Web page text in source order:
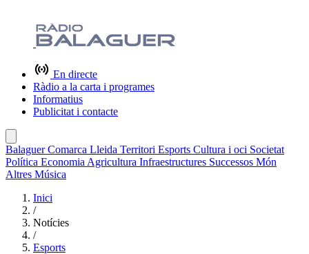
En directe
Ràdio a la carta i programes
Informatius
Publicitat i contacte
BalaguerComarca Lleida Territori Esports Cultura i oci Societat
Política Economia Agricultura Infraestructures Successos Món
Altres Música
Inici
/
Notícies
/
Esports